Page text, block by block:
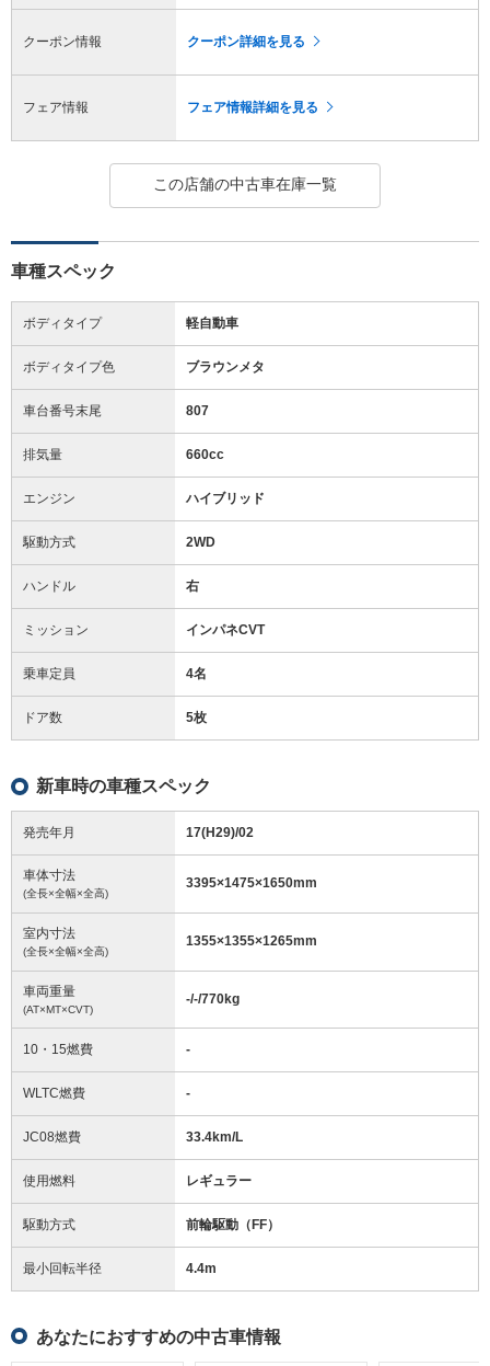
クーポン情報 クーポン詳細を見る
フェア情報 フェア情報詳細を見る
この店舗の中古車在庫一覧
車種スペック
ボディタイプ 軽自動車
ボディタイプ色 ブラウンメタ
車台番号末尾 807
排気量 660cc
エンジン ハイブリッド
駆動方式 2WD
ハンドル 右
ミッション インパネCVT
乗車定員 4名
ドア数 5枚
新車時の車種スペック
発売年月 17(H29)/02
車体寸法
(全長×全幅×全高)
3395×1475×1650mm
室内寸法
(全長×全幅×全高)
1355×1355×1265mm
車両重量
(AT×MT×CVT)
-/-/770kg
10・15燃費 -
WLTC燃費 -
JC08燃費 33.4km/L
使用燃料 レギュラー
駆動方式 前輪駆動（FF）
最小回転半径 4.4m
あなたにおすすめの中古車情報